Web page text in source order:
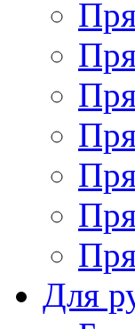
Для